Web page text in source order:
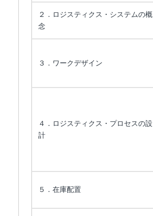
２．ロジスティクス・システムの概
念
３．ワークデザイン
４．ロジスティクス・プロセスの設
計
５．在庫配置